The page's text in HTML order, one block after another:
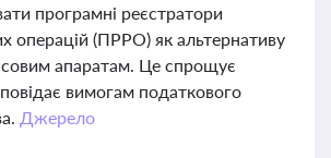
програмні реєстратори
операцій (ПРРО) як альтернативу
апаратам. Це спрощує
вимогам податкового
Джерело